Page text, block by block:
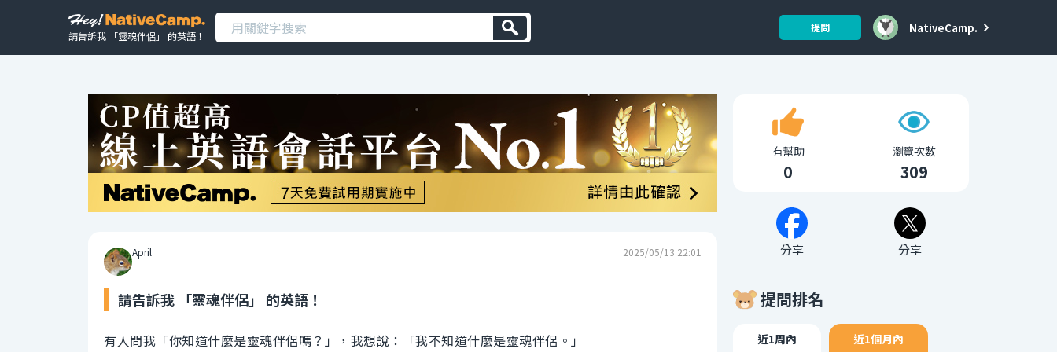
請告訴我 「靈魂伴侶」 的英語！
提問 NativeCamp.
April 2025/05/13 22:01
請告訴我 「靈魂伴侶」 的英語！
有人問我「你知道什麼是靈魂伴侶嗎？」，我想說：「我不知道什麼是靈魂伴侶。」
有幫助
0
瀏覽次數
309
分享 分享
提問排名
近1周內 近1個月內